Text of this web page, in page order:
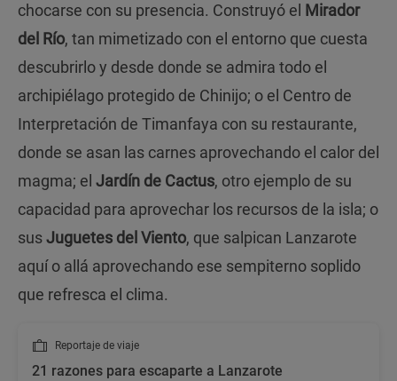
chocarse con su presencia. Construyó el Mirador
del Río, tan mimetizado con el entorno que cuesta
descubrirlo y desde donde se admira todo el
archipiélago protegido de Chinijo; o el Centro de
Interpretación de Timanfaya con su restaurante,
donde se asan las carnes aprovechando el calor del
magma; el Jardín de Cactus, otro ejemplo de su
capacidad para aprovechar los recursos de la isla; o
susJuguetes del Viento, que salpican Lanzarote
aquí o allá aprovechando ese sempiterno soplido
que refresca el clima.
Reportaje de viaje
21 razones para escaparte a Lanzarote